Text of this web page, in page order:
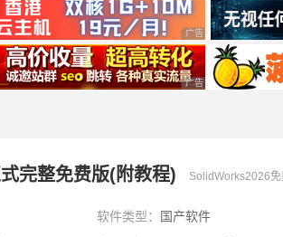
广告，理性选择 广告 商业广告，理性选
广告，理性选择 广告 商业广告，理性
完整免费版(附教程) SolidWorks2026
软件类型：
国产软件